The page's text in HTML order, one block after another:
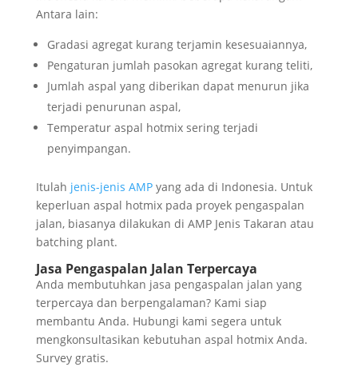
Antara lain:
Gradasi agregat kurang terjamin kesesuaiannya,
Pengaturan jumlah pasokan agregat kurang teliti,
Jumlah aspal yang diberikan dapat menurun jika
terjadi penurunan aspal,
Temperatur aspal hotmix sering terjadi
penyimpangan.
Itulah jenis-jenis AMPyang ada di Indonesia. Untuk
keperluan aspal hotmix pada proyek pengaspalan
jalan, biasanya dilakukan di AMP Jenis Takaran atau
batching plant.
Jasa Pengaspalan Jalan Terpercaya
Anda membutuhkan jasa pengaspalan jalan yang
terpercaya dan berpengalaman? Kami siap
membantu Anda. Hubungi kami segera untuk
mengkonsultasikan kebutuhan aspal hotmix Anda.
Survey gratis.